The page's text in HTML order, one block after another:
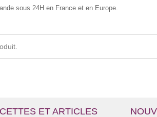
sous 24H en France et en Europe.
ET ARTICLES